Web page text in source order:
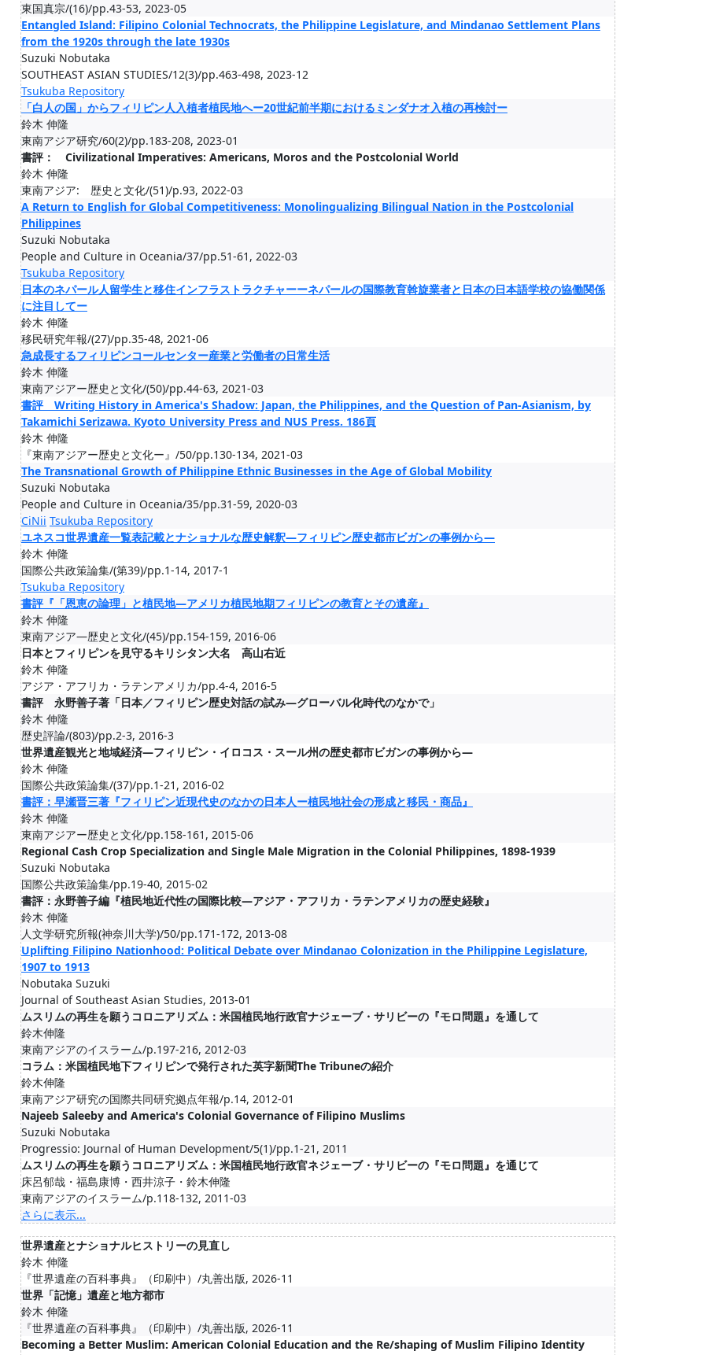
東国真宗/(16)/pp.43-53, 2023-05
Entangled Island: Filipino Colonial Technocrats, the Philippine Legislature, and Mindanao Settlement Plans
from the 1920s through the late 1930s
Suzuki Nobutaka
SOUTHEAST ASIAN STUDIES/12(3)/pp.463-498, 2023-12
Tsukuba Repository
「白人の国」からフィリピン人入植者植民地へー20世紀前半期におけるミンダナオ入植の再検討ー
鈴木 伸隆
東南アジア研究/60(2)/pp.183-208, 2023-01
書評： Civilizational Imperatives: Americans, Moros and the Postcolonial World
鈴木 伸隆
東南アジア: 歴史と文化/(51)/p.93, 2022-03
A Return to English for Global Competitiveness: Monolingualizing Bilingual Nation in the Postcolonial
Philippines
Suzuki Nobutaka
People and Culture in Oceania/37/pp.51-61, 2022-03
Tsukuba Repository
日本のネパール人留学生と移住インフラストラクチャーーネパールの国際教育斡旋業者と日本の日本語学校の協働関係
に注目してー
鈴木 伸隆
移民研究年報/(27)/pp.35-48, 2021-06
急成長するフィリピンコールセンター産業と労働者の日常生活
鈴木 伸隆
東南アジアー歴史と文化/(50)/pp.44-63, 2021-03
書評 Writing History in America's Shadow: Japan, the Philippines, and the Question of Pan-Asianism, by
Takamichi Serizawa. Kyoto University Press and NUS Press. 186頁
鈴木 伸隆
『東南アジアー歴史と文化ー』/50/pp.130-134, 2021-03
The Transnational Growth of Philippine Ethnic Businesses in the Age of Global Mobility
Suzuki Nobutaka
People and Culture in Oceania/35/pp.31-59, 2020-03
CiNii Tsukuba Repository
ユネスコ世界遺産一覧表記載とナショナルな歴史解釈―フィリピン歴史都市ビガンの事例から―
鈴木 伸隆
国際公共政策論集/(第39)/pp.1-14, 2017-1
Tsukuba Repository
書評『「恩恵の論理」と植民地―アメリカ植民地期フィリピンの教育とその遺産』
鈴木 伸隆
東南アジア―歴史と文化/(45)/pp.154-159, 2016-06
日本とフィリピンを見守るキリシタン大名 高山右近
鈴木 伸隆
アジア・アフリカ・ラテンアメリカ/pp.4-4, 2016-5
書評 永野善子著「日本／フィリピン歴史対話の試み―グローバル化時代のなかで」
鈴木 伸隆
歴史評論/(803)/pp.2-3, 2016-3
世界遺産観光と地域経済―フィリピン・イロコス・スール州の歴史都市ビガンの事例から―
鈴木 伸隆
国際公共政策論集/(37)/pp.1-21, 2016-02
書評：早瀬晋三著『フィリピン近現代史のなかの日本人ー植民地社会の形成と移民・商品』
鈴木 伸隆
東南アジアー歴史と文化/pp.158-161, 2015-06
Regional Cash Crop Specialization and Single Male Migration in the Colonial Philippines, 1898-1939
Suzuki Nobutaka
国際公共政策論集/pp.19-40, 2015-02
書評：永野善子編『植民地近代性の国際比較―アジア・アフリカ・ラテンアメリカの歴史経験』
鈴木 伸隆
人文学研究所報(神奈川大学)/50/pp.171-172, 2013-08
Uplifting Filipino Nationhood: Political Debate over Mindanao Colonization in the Philippine Legislature,
1907 to 1913
Nobutaka Suzuki
Journal of Southeast Asian Studies, 2013-01
ムスリムの再生を願うコロニアリズム：米国植民地行政官ナジェーブ・サリビーの『モロ問題』を通して
鈴木伸隆
東南アジアのイスラーム/p.197-216, 2012-03
コラム：米国植民地下フィリピンで発行された英字新聞The Tribuneの紹介
鈴木伸隆
東南アジア研究の国際共同研究拠点年報/p.14, 2012-01
Najeeb Saleeby and America's Colonial Governance of Filipino Muslims
Suzuki Nobutaka
Progressio: Journal of Human Development/5(1)/pp.1-21, 2011
ムスリムの再生を願うコロニアリズム：米国植民地行政官ネジェーブ・サリビーの『モロ問題』を通じて
床呂郁哉・福島康博・西井涼子・鈴木伸隆
東南アジアのイスラーム/p.118-132, 2011-03
さらに表示...
世界遺産とナショナルヒストリーの見直し
鈴木 伸隆
『世界遺産の百科事典』（印刷中）/丸善出版, 2026-11
世界「記憶」遺産と地方都市
鈴木 伸隆
『世界遺産の百科事典』（印刷中）/丸善出版, 2026-11
Becoming a Better Muslim: American Colonial Education and the Re/shaping of Muslim Filipino Identity